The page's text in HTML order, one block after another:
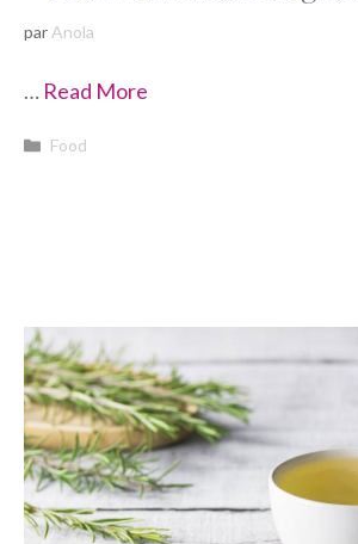
par Anola
… Read More
Catégories
Food